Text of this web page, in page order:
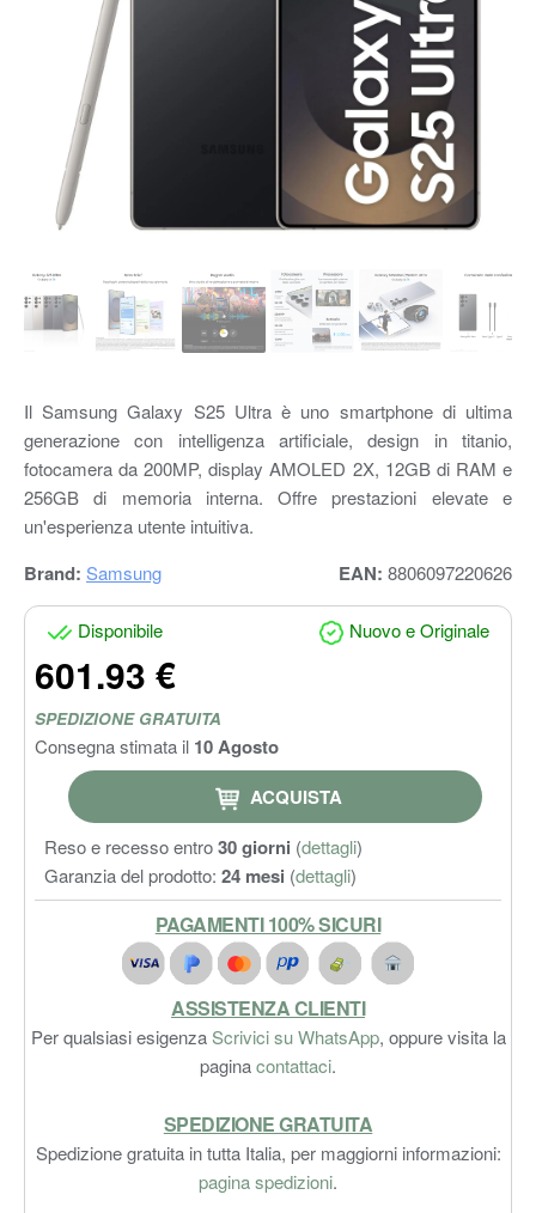
Il Samsung Galaxy S25 Ultra è uno smartphone di ultima
generazione con intelligenza artificiale, design in titanio,
fotocamera da 200MP, display AMOLED 2X, 12GB di RAM e
256GB di memoria interna. Offre prestazioni elevate e
un'esperienza utente intuitiva.
Brand: Samsung EAN: 8806097220626
Disponibile Nuovo e Originale
601.93 €
SPEDIZIONE GRATUITA
Consegna stimata il 10 Agosto
ACQUISTA
Reso e recesso entro30 giorni (dettagli)
Garanzia del prodotto: 24 mesi (dettagli)
PAGAMENTI 100% SICURI
ASSISTENZA CLIENTI
Per qualsiasi esigenzaScrivici su WhatsApp, oppure visita la
paginacontattaci.
SPEDIZIONE GRATUITA
Spedizione gratuita in tutta Italia, per maggiorni informazioni:
pagina spedizioni.